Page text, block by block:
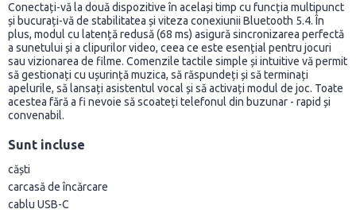
Conectați-vă la două dispozitive în același timp cu funcția multipunct
și bucurați-vă de stabilitatea și viteza conexiunii Bluetooth 5.4. În
plus, modul cu latență redusă (68 ms) asigură sincronizarea perfectă
a sunetului și a clipurilor video, ceea ce este esențial pentru jocuri
sau vizionarea de filme. Comenzile tactile simple și intuitive vă permit
să gestionați cu ușurință muzica, să răspundeți și să terminați
apelurile, să lansați asistentul vocal și să activați modul de joc. Toate
acestea fără a fi nevoie să scoateți telefonul din buzunar - rapid și
convenabil.
Sunt incluse
căști
carcasă de încărcare
cablu USB-C